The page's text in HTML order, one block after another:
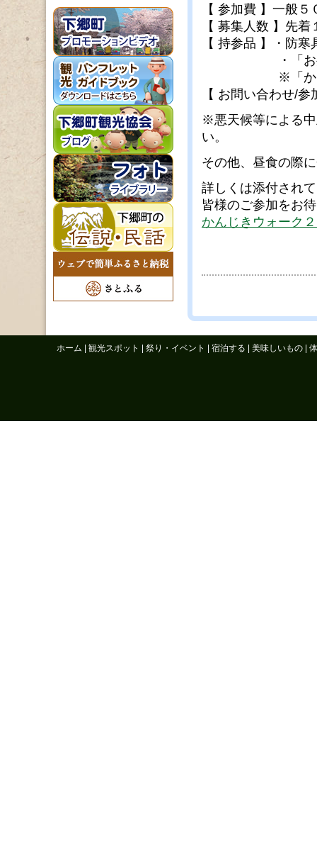
【 参加費 】一般
【 募集人数 】先着
【 持参品 】・防
・「お弁当」
※「かんじき
【 お問い合わせ/
※悪天候等による
い。
その他、昼食の際
詳しくは添付され
皆様のご参加をお
かんじきウォーク
ホーム 観光スポット 祭り・イベント 宿泊する 美味しいもの